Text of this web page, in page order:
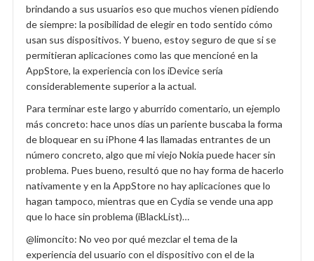
brindando a sus usuarios eso que muchos vienen pidiendo
de siempre: la posibilidad de elegir en todo sentido cómo
usan sus dispositivos. Y bueno, estoy seguro de que si se
permitieran aplicaciones como las que mencioné en la
AppStore, la experiencia con los iDevice sería
considerablemente superior a la actual.
Para terminar este largo y aburrido comentario, un ejemplo
más concreto: hace unos días un pariente buscaba la forma
de bloquear en su iPhone 4 las llamadas entrantes de un
número concreto, algo que mi viejo Nokia puede hacer sin
problema. Pues bueno, resultó que no hay forma de hacerlo
nativamente y en la AppStore no hay aplicaciones que lo
hagan tampoco, mientras que en Cydia se vende una app
que lo hace sin problema (iBlackList)…
@limoncito: No veo por qué mezclar el tema de la
experiencia del usuario con el dispositivo con el de la